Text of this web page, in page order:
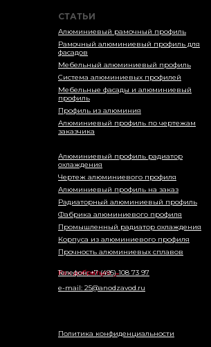
СТАТЬИ
Алюминиевый рамочный профиль
Система алюминиевых профилей
Профиль из алюминия
Алюминиевый профиль на заказ
Чертеж алюминиевого профиля
Корпуса из алюминиевого профиля
Промышленный радиатор охлаждения
Фабрика алюминиевого профиля
Прочность алюминиевых сплавов
Радиаторный алюминиевый профиль
Алюминиевый профиль радиатор
охлаждения
Алюминиевый профиль по чертежам
заказчика
Мебельные фасады и алюминиевый
профиль
Мебельный алюминиевый профиль
Рамочный алюминиевый профиль для
фасадов
Как добраться →
Телефон: +7 (495) 108 73 97
Политика конфиденциальности
e-mail: 25@anodzavod.ru